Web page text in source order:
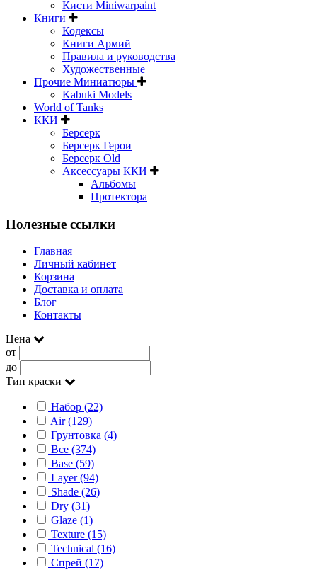
Кисти Miniwarpaint
Книги
Кодексы
Книги Армий
Правила и руководства
Художественные
Прочие Миниатюры
Kabuki Models
World of Tanks
ККИ
Берсерк
Берсерк Герои
Берсерк Old
Аксессуары ККИ
Альбомы
Протектора
Полезные ссылки
Главная
Личный кабинет
Корзина
Доставка и оплата
Блог
Контакты
Цена
от
до
Тип краски
Набор (22)
Air (129)
Грунтовка (4)
Все (374)
Base (59)
Layer (94)
Shade (26)
Dry (31)
Glaze (1)
Texture (15)
Technical (16)
Спрей (17)